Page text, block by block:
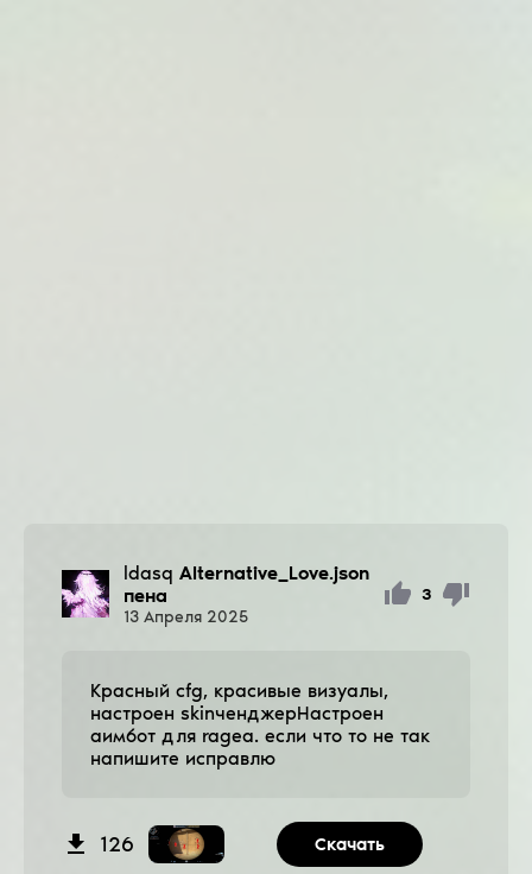
ldasq Alternative_Love.json
пена
13 Апреля 2025
3
Красный cfg, красивые визуалы,
настроен skinченджерНастроен
аимбот для rageа. если что то не так
напишите исправлю
126 Скачать